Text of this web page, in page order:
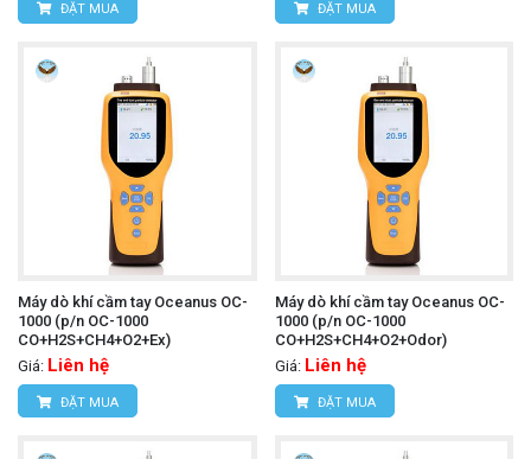
ĐẶT MUA ĐẶT MUA
Máy dò khí cầm tay Oceanus OC-
1000 (p/n OC-1000
CO+H2S+CH4+O2+Ex)
Giá: Liên hệ
ĐẶT MUA
Máy dò khí cầm tay Oceanus OC-
1000 (p/n OC-1000
CO+H2S+CH4+O2+Odor)
Giá: Liên hệ
ĐẶT MUA